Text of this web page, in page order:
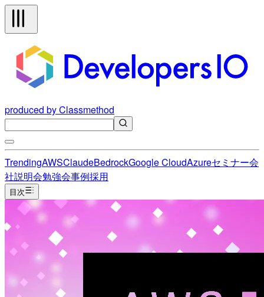
produced by Classmethod
TrendingAWSClaudeBedrockGoogle CloudAzureセミナー会
社説明会勉強会事例採用
目次